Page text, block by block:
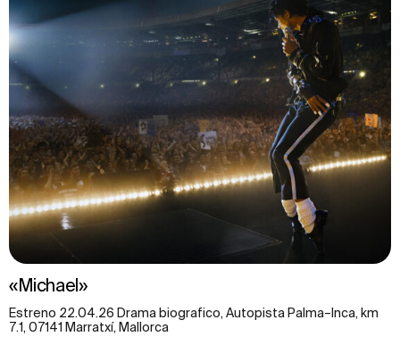
«Michael»
Estreno 22.04.26 Drama biografico, Autopista Palma–Inca, km
7.1, 07141 Marratxí, Mallorca